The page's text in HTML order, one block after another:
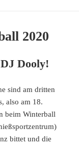
2020
Dooly!
sind am dritten
also am 18.
beim Winterball
bittet und die